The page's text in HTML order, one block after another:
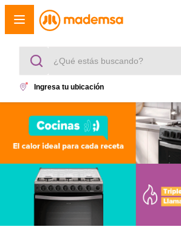
¿Qué estás buscando?
1. cocina 4 platos
2. lavadora
3. refrigerador
Ingresa tu ubicación